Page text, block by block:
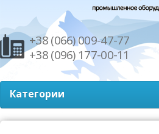
+38 (066) 009-47-77
+38 (096) 177-00-11
Категории